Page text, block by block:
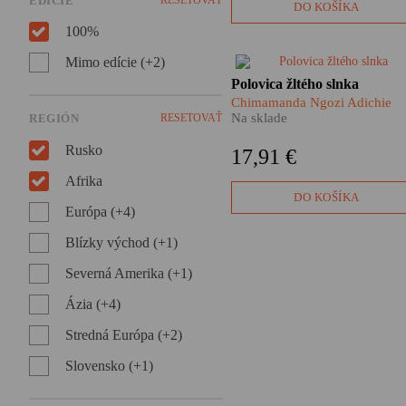
100%
Mimo edície (+2)
REGIÓN RESETOVAŤ
Rusko
Afrika
Európa (+4)
Blízky východ (+1)
Severná Amerika (+1)
Ázia (+4)
Stredná Európa (+2)
Slovensko (+1)
DO KOŠÍKA
Majstrovský román Polovica
žltého slnka nám ukazuje, ako
môže vyzerať zápas o
fatálne zasahuje vojna do
vojna. Chimamanda Ngozi
Polovica žltého slnka
Chimamanda Ngozi Adichie
Na sklade
17,91 €
DO KOŠÍKA